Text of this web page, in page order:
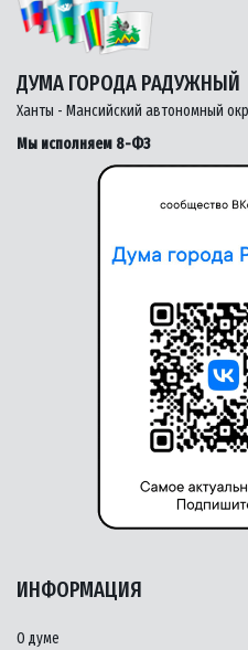
ДУМА ГОРОДА РАДУЖНЫЙ
Ханты - Мансийский автономный
Мы исполняем 8-ФЗ
ИНФОРМАЦИЯ
О думе